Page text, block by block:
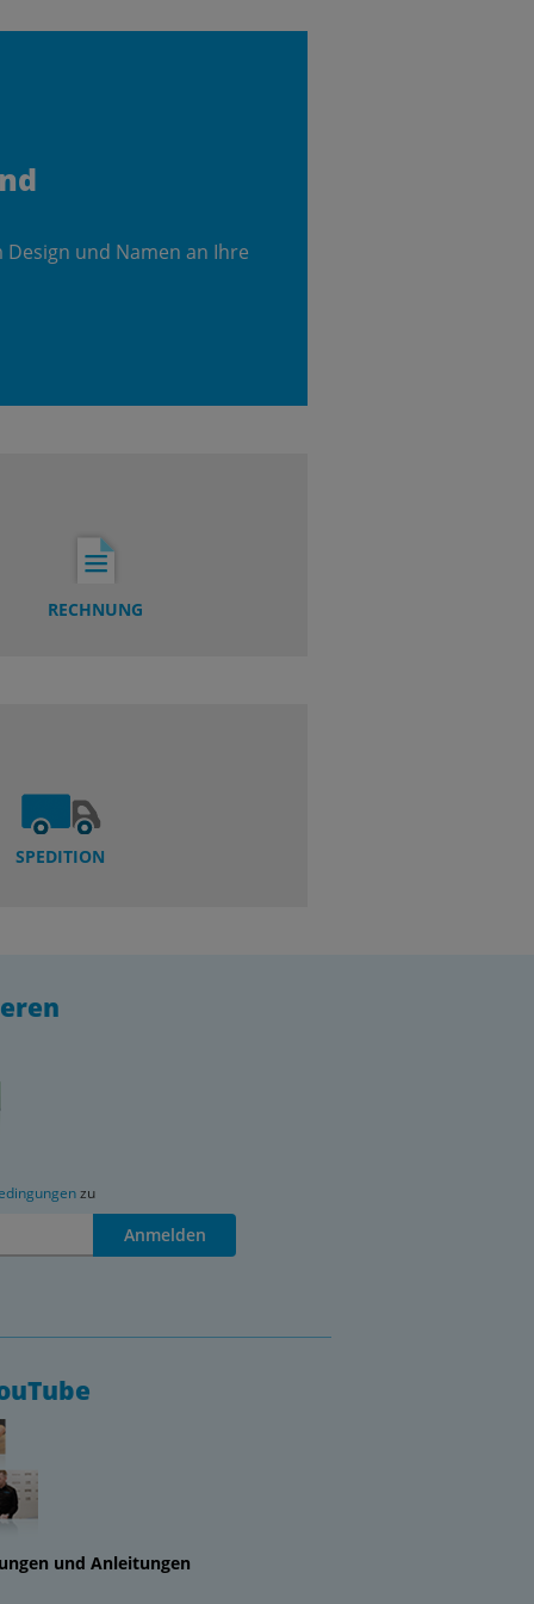
und Namen an Ihre
RECHNUNG
SPEDITION
zu
Anmelden
und Anleitungen